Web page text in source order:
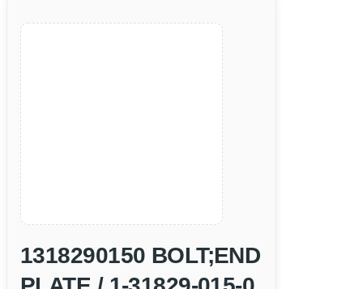
1318290150 BOLT;END